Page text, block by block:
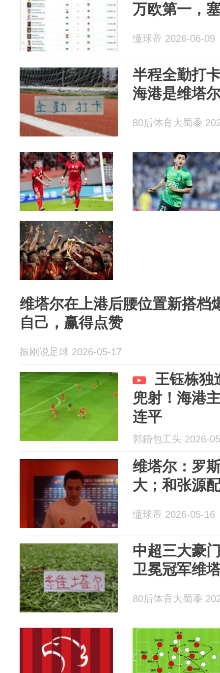
万欧第一，
懂球帝 2026-06-09
半程全勤打
海港是维塔
80后体育大蜀黍
维塔尔在上港后腰位置新搭档
自己，赢得点赞
振刚说足球 2026-05-17
王钰栋独
兜射！海港
连平
郭錉包工头 2026-
维塔尔：罗
大；和张源
懂球帝 2026-05-16
中超三大豪
卫冕冠军维
80后体育大蜀黍